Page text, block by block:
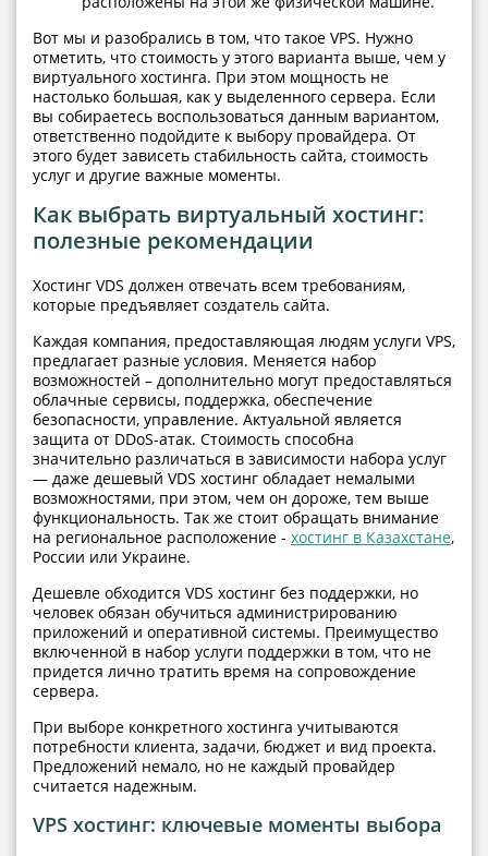
Вот мы и разобрались в том, что такое VPS. Нужно
отметить, что стоимость у этого варианта выше, чем у
виртуального хостинга. При этом мощность не
настолько большая, как у выделенного сервера. Если
вы собираетесь воспользоваться данным вариантом,
ответственно подойдите к выбору провайдера. От
этого будет зависеть стабильность сайта, стоимость
услуг и другие важные моменты.
Как выбрать виртуальный хостинг:
полезные рекомендации
Хостинг VDS должен отвечать всем требованиям,
которые предъявляет создатель сайта.
Каждая компания, предоставляющая людям услуги VPS,
предлагает разные условия. Меняется набор
возможностей – дополнительно могут предоставляться
облачные сервисы, поддержка, обеспечение
безопасности, управление. Актуальной является
защита от DDoS-атак. Стоимость способна
значительно различаться в зависимости набора услуг
— даже дешевый VDS хостинг обладает немалыми
возможностями, при этом, чем он дороже, тем выше
функциональность. Так же стоит обращать внимание
на региональное расположение - хостинг в Казахстане,
России или Украине.
Дешевле обходится VDS хостинг без поддержки, но
человек обязан обучиться администрированию
приложений и оперативной системы. Преимущество
включенной в набор услуги поддержки в том, что не
придется лично тратить время на сопровождение
сервера.
При выборе конкретного хостинга учитываются
потребности клиента, задачи, бюджет и вид проекта.
Предложений немало, но не каждый провайдер
считается надежным.
VPS хостинг: ключевые моменты выбора